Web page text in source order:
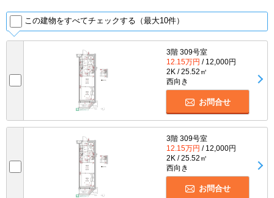
この建物をすべてチェックする（最大10件）
3階 309号室
12.15万円 / 12,000円
2K / 25.52㎡
西向き
お問合せ
3階 309号室
12.15万円 / 12,000円
2K / 25.52㎡
西向き
お問合せ